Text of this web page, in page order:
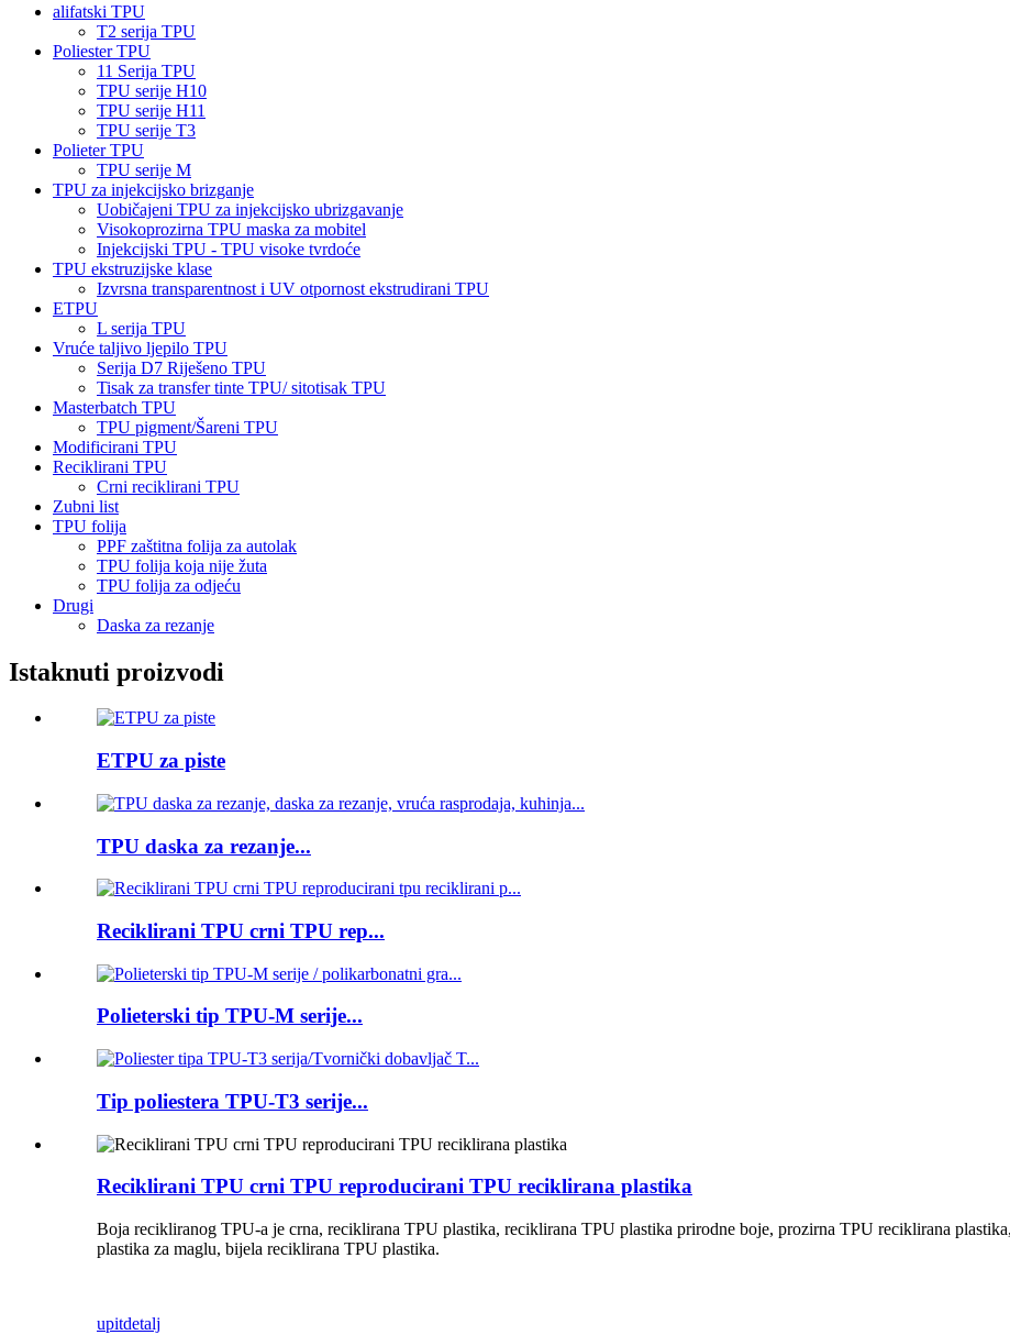
alifatski TPU
T2 serija TPU
Poliester TPU
11 Serija TPU
TPU serije H10
TPU serije H11
TPU serije T3
Polieter TPU
TPU serije M
TPU za injekcijsko brizganje
Uobičajeni TPU za injekcijsko ubrizgavanje
Visokoprozirna TPU maska ​​za mobitel
Injekcijski TPU - TPU visoke tvrdoće
TPU ekstruzijske klase
Izvrsna transparentnost i UV otpornost ekstrudirani TPU
ETPU
L serija TPU
Vruće taljivo ljepilo TPU
Serija D7 Riješeno TPU
Tisak za transfer tinte TPU/ sitotisak TPU
Masterbatch TPU
TPU pigment/Šareni TPU
Modificirani TPU
Reciklirani TPU
Crni reciklirani TPU
Zubni list
TPU folija
PPF zaštitna folija za autolak
TPU folija koja nije žuta
TPU folija za odjeću
Drugi
Daska za rezanje
Istaknuti proizvodi
ETPU za piste
TPU daska za rezanje...
Reciklirani TPU crni TPU rep...
Polieterski tip TPU-M serije...
Tip poliestera TPU-T3 serije...
Reciklirani TPU crni TPU reproducirani TPU reciklirana plastika
Boja recikliranog TPU-a je crna, reciklirana TPU plastika, reciklirana TPU plastika prirodne boje, prozirna TPU reciklirana
plastika za maglu, bijela reciklirana TPU plastika.
upitdetalj